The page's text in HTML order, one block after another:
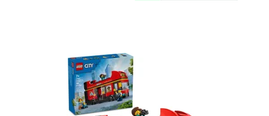
Model dvoupodlažního autobusu LEGO® City
Dostupnost:
Skladem2
12069
LEGO